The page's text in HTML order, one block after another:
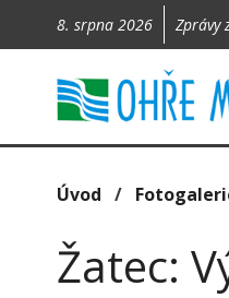
8. srpna 2026 Zprávy
Úvod /
Žatec: